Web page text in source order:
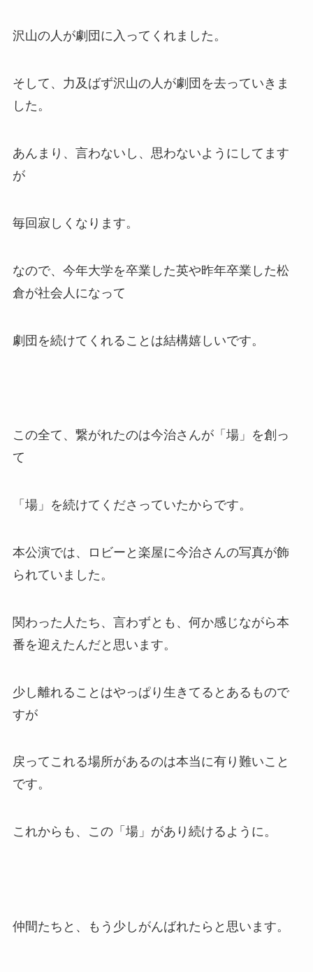
沢山の人が劇団に入ってくれました。
そして、力及ばず沢山の人が劇団を去っていきま
した。
あんまり、言わないし、思わないようにしてます
が
毎回寂しくなります。
なので、今年大学を卒業した英や昨年卒業した松
倉が社会人になって
劇団を続けてくれることは結構嬉しいです。
この全て、繋がれたのは今治さんが「場」を創っ
て
「場」を続けてくださっていたからです。
本公演では、ロビーと楽屋に今治さんの写真が飾
られていました。
関わった人たち、言わずとも、何か感じながら本
番を迎えたんだと思います。
少し離れることはやっぱり生きてるとあるもので
すが
戻ってこれる場所があるのは本当に有り難いこと
です。
これからも、この「場」があり続けるように。
仲間たちと、もう少しがんばれたらと思います。